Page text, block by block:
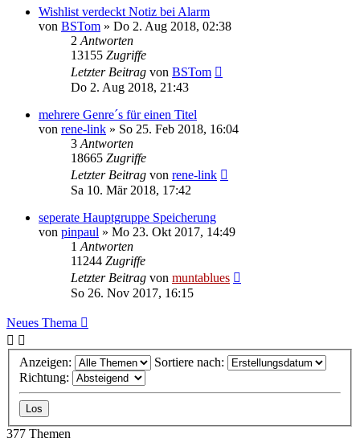
Wishlist verdeckt Notiz bei Alarm
von BSTom » Do 2. Aug 2018, 02:38
2 Antworten
13155 Zugriffe
Letzter Beitrag von BSTom
Do 2. Aug 2018, 21:43
mehrere Genre´s für einen Titel
von rene-link » So 25. Feb 2018, 16:04
3 Antworten
18665 Zugriffe
Letzter Beitrag von rene-link
Sa 10. Mär 2018, 17:42
seperate Hauptgruppe Speicherung
von pinpaul » Mo 23. Okt 2017, 14:49
1 Antworten
11244 Zugriffe
Letzter Beitrag von muntablues
So 26. Nov 2017, 16:15
Neues Thema
Anzeigen:
Sortiere nach:
Richtung:
377 Themen